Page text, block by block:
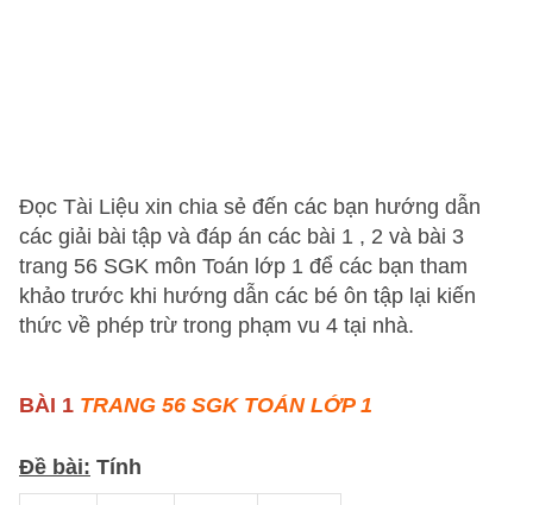
Đọc Tài Liệu xin chia sẻ đến các bạn hướng dẫn
các giải bài tập và đáp án các bài 1 , 2 và bài 3
trang 56 SGK môn Toán lớp 1 để các bạn tham
khảo trước khi hướng dẫn các bé ôn tập lại kiến
thức về phép trừ trong phạm vu 4 tại nhà.
BÀI 1 TRANG 56 SGK TOÁN LỚP 1
Đề bài: Tính